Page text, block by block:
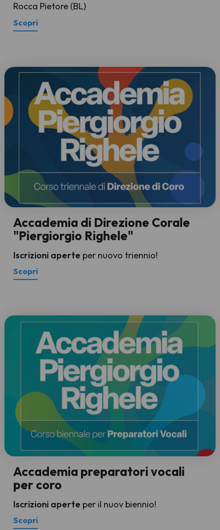
Rocca Pietore (BL)
Scopri
Accademia di Direzione Corale
"Piergiorgio Righele"
Iscrizioni aperte per nuovo triennio!
Scopri
Accademia preparatori vocali
per coro
Iscrizioni aperte per il nuov biennio!
Scopri